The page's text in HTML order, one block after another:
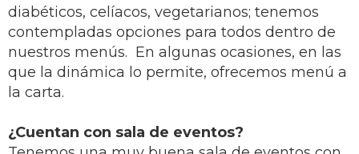
diabéticos, celíacos, vegetarianos; tenemos
contempladas opciones para todos dentro de
nuestros menús. En algunas ocasiones, en las
que la dinámica lo permite, ofrecemos menú a
la carta.
¿Cuentan con sala de eventos?